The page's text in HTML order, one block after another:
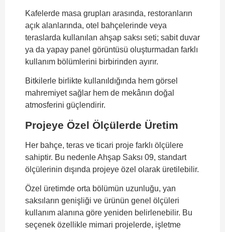
Kafelerde masa grupları arasında, restoranların
açık alanlarında, otel bahçelerinde veya
teraslarda kullanılan ahşap saksı seti; sabit duvar
ya da yapay panel görüntüsü oluşturmadan farklı
kullanım bölümlerini birbirinden ayırır.
Bitkilerle birlikte kullanıldığında hem görsel
mahremiyet sağlar hem de mekânın doğal
atmosferini güçlendirir.
Projeye Özel Ölçülerde Üretim
Her bahçe, teras ve ticari proje farklı ölçülere
sahiptir. Bu nedenle Ahşap Saksı 09, standart
ölçülerinin dışında projeye özel olarak üretilebilir.
Özel üretimde orta bölümün uzunluğu, yan
saksıların genişliği ve ürünün genel ölçüleri
kullanım alanına göre yeniden belirlenebilir. Bu
seçenek özellikle mimari projelerde, işletme